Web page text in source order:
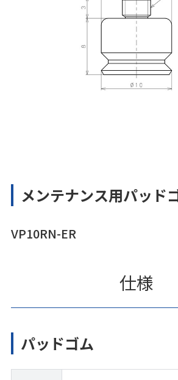
メンテナンス用パッド
VP10RN-ER
仕様
パッドゴム